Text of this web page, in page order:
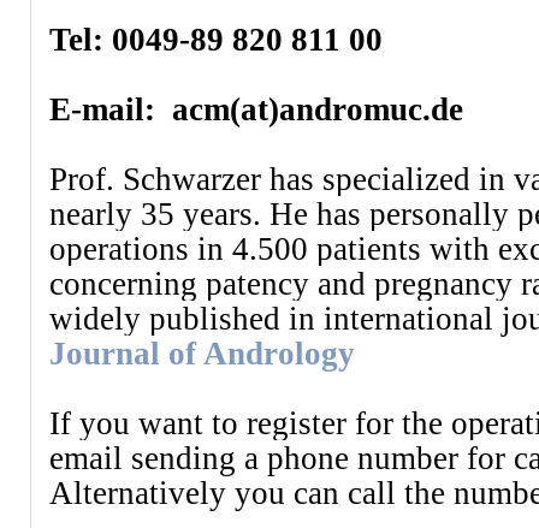
Tel: 0049-89 820 811 00
E-mail: acm(at)andromuc.de
Prof. Schwarzer has specialized in
nearly 35 years. He has personally
operations in 4.500 patients with
concerning patency and pregnancy
widely published in international
Journal of Andrology
If you want to register for the
email sending a phone number for
Alternatively you can call the